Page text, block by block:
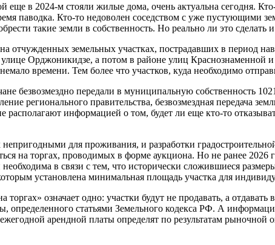
еще в 2024-м стояли жилые дома, очень актуальна сегодня.
паводка. Кто-то недоволен соседством с уже пустующими
такие земли в собственность. Но реально ли это сделать и
отчужденных земельных участках, пострадавших в период
Орджоникидзе, а потом в районе улиц Краснознаменной
времени. Тем более что участков, куда необходимо
безвозмездно передали в муниципальную собственность
регионального правительства, безвозмездная передача
информацией о том, будет ли еще кто-то
для проживания, и разработки
на торгах, проводимых в форме аукциона. Но не ранее
в связи с тем, что исторически сложившиеся
установлена минимальная площадь участка для
торгах» означает одно: участки будут не продавать, а
определенного статьями Земельного кодекса РФ. А
арендной платы определят по результатам рыночной